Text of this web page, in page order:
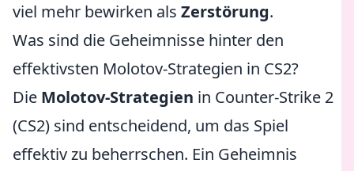
viel mehr bewirken als Zerstörung.
Was sind die Geheimnisse hinter den
effektivsten Molotov-Strategien in CS2?
Die Molotov-Strategien in Counter-Strike 2
(CS2) sind entscheidend, um das Spiel
effektiv zu beherrschen. Ein Geheimnis